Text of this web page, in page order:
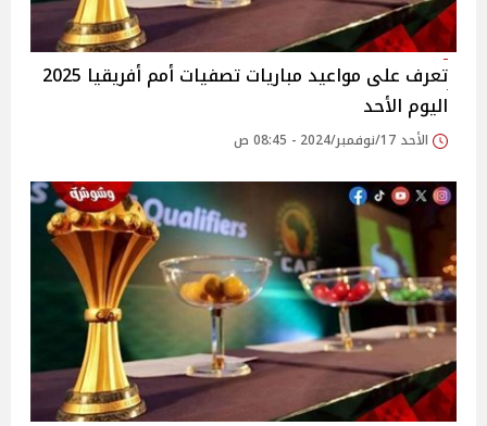
تعرف على مواعيد مباريات تصفيات أمم أفريقيا 2025
اليوم الأحد
الأحد 17/نوفمبر/2024 - 08:45 ص